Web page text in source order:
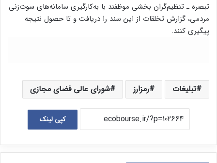
تبصره ـ تنظیم‌گران بخشی موظفند با به‌کارگیری سامانه‌های سوت‌زنی
مردمی، گزارش تخلقات از این سند را دریافت و تا حصول نتیجه
پیگیری کنند.
تبلیغات رمزارز شورای عالی فضای مجازی
کپی لینک